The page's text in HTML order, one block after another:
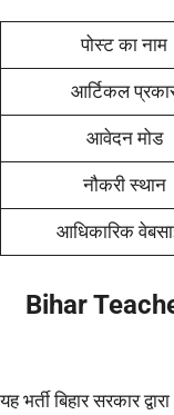
पोस्ट का नाम
आर्टिकल
आवेदन मोड
नौकरी स्थान
आधिकारिक
Bihar
यह भर्ती बिहार सरकार